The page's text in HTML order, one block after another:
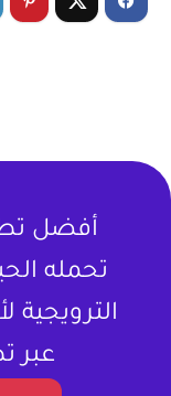
أفضل
تحمله
الترويجية
عبر